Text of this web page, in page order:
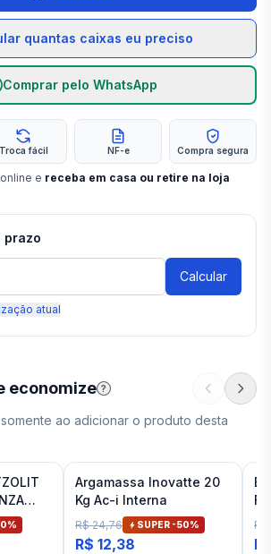
economize ?
ao adicionar o produto desta
%
Argamassa Inovatte 20
Kg Ac-i Interna
R$ 24,76 SUPER -50%
R$ 12,38
R$
quantas caixas eu preciso
Comprar pelo WhatsApp
Troca fácil NF-e Compra segura
e receba em casa ou retire na loja
prazo
Calcular
atual